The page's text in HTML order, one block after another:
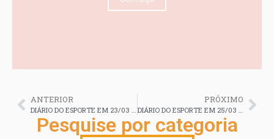
ANTERIOR
DIÁRIO DO ESPORTE EM 23/03 2026
PRÓXIMO
DIÁRIO DO ESPORTE EM 25/03 2026
Pesquise por categoria